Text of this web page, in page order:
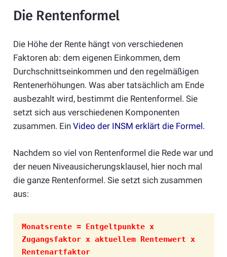
Die Rentenformel
Die Höhe der Rente hängt von verschiedenen
Faktoren ab: dem eigenen Einkommen, dem
Durchschnittseinkommen und den regelmäßigen
Rentenerhöhungen. Was aber tatsächlich am Ende
ausbezahlt wird, bestimmt die Rentenformel. Sie
setzt sich aus verschiedenen Komponenten
zusammen. Ein Video der INSM erklärt die Formel.
Nachdem so viel von Rentenformel die Rede war und
der neuen Niveausicherungsklausel, hier noch mal
die ganze Rentenformel. Sie setzt sich zusammen
aus:
Monatsrente = Entgeltpunkte x
Zugangsfaktor x aktuellem Rentenwert x
Rentenartfaktor